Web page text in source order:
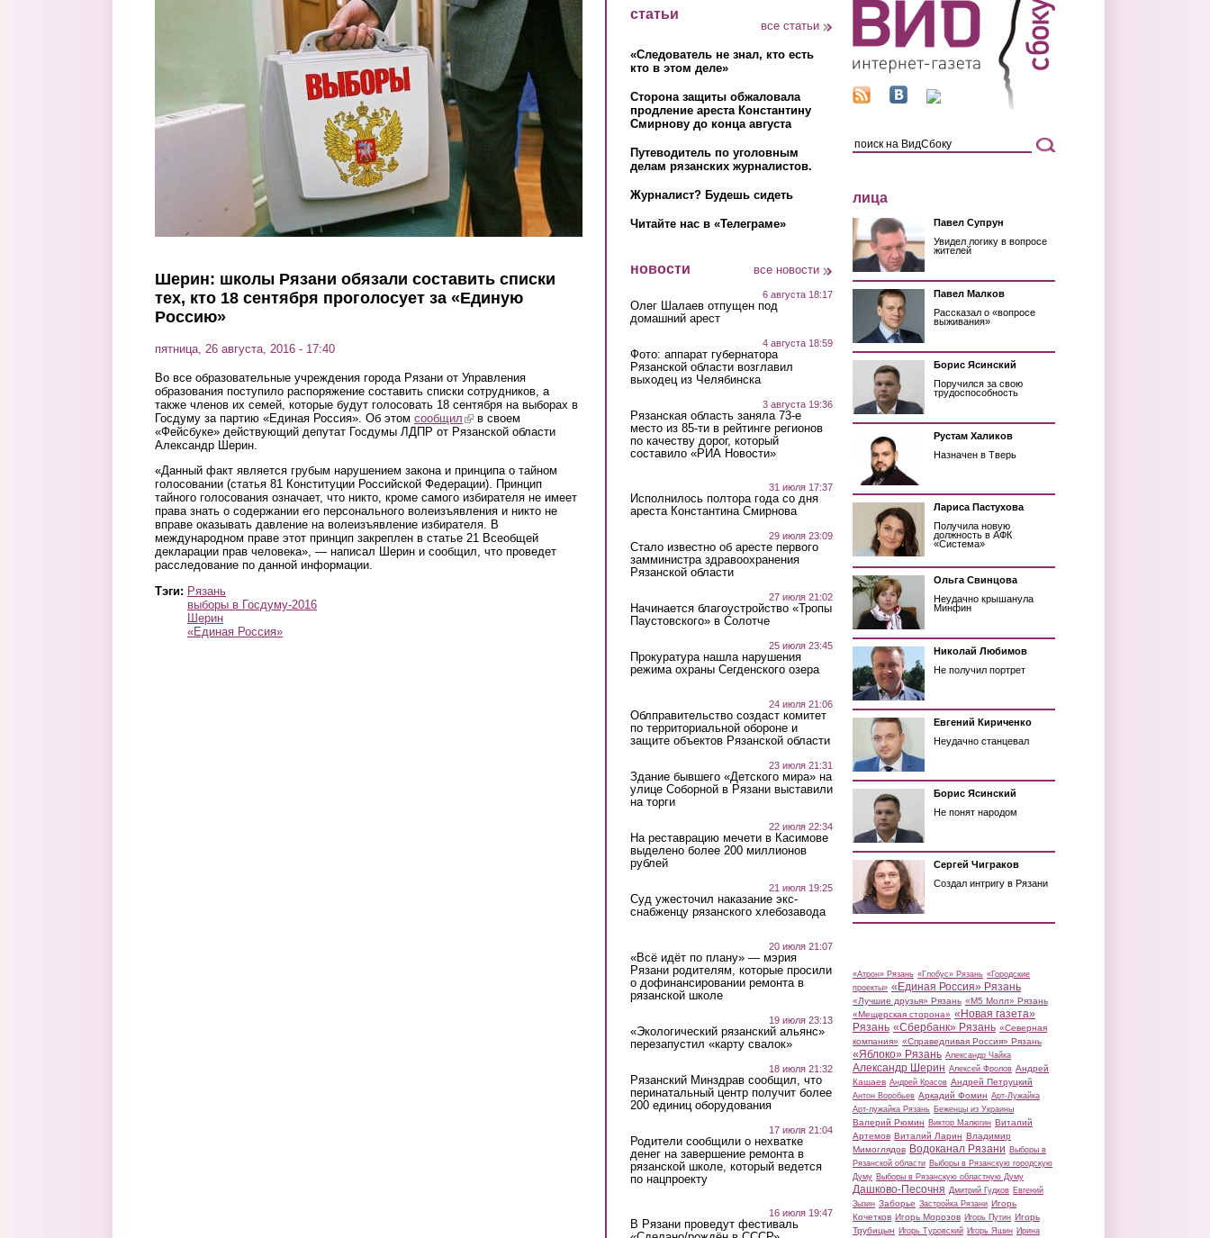
Шерин: школы Рязани обязали составить списки
тех, кто 18 сентября проголосует за «Единую
Россию»
пятница, 26 августа, 2016 - 17:40
Во все образовательные учреждения города Рязани от Управления
образования поступило распоряжение составить списки сотрудников, а
также членов их семей, которые будут голосовать 18 сентября на выборах в
Госдуму за партию «Единая Россия». Об этом сообщил (link is external)
в своем
«Фейсбуке» действующий депутат Госдумы ЛДПР от Рязанской области
Александр Шерин.
«Данный факт является грубым нарушением закона и принципа о тайном
голосовании (статья 81 Конституции Российской Федерации). Принцип
тайного голосования означает, что никто, кроме самого избирателя не имеет
права знать о содержании его персонального волеизъявления и никто не
вправе оказывать давление на волеизъявление избирателя. В
международном праве этот принцип закреплен в статье 21 Всеобщей
декларации прав человека», — написал Шерин и сообщил, что проведет
расследование по данной информации.
Тэги: Рязань
выборы в Госдуму-2016
Шерин
«Единая Россия»
статьи
все статьи
«Следователь не знал, кто есть
кто в этом деле»
Сторона защиты обжаловала
продление ареста Константину
Смирнову до конца августа
Путеводитель по уголовным
делам рязанских журналистов.
Журналист? Будешь сидеть
Читайте нас в «Телеграме»
новости все новости
6 августа 18:17
Олег Шалаев отпущен под
домашний арест
4 августа 18:59
Фото: аппарат губернатора
Рязанской области возглавил
выходец из Челябинска
3 августа 19:36
Рязанская область заняла 73-е
место из 85-ти в рейтинге регионов
по качеству дорог, который
составило «РИА Новости»
31 июля 17:37
Исполнилось полтора года со дня
ареста Константина Смирнова
29 июля 23:09
Стало известно об аресте первого
замминистра здравоохранения
Рязанской области
27 июля 21:02
Начинается благоустройство «Тропы
Паустовского» в Солотче
25 июля 23:45
Прокуратура нашла нарушения
режима охраны Сегденского озера
24 июля 21:06
Облправительство создаст комитет
по территориальной обороне и
защите объектов Рязанской области
23 июля 21:31
Здание бывшего «Детского мира» на
улице Соборной в Рязани выставили
на торги
22 июля 22:34
На реставрацию мечети в Касимове
выделено более 200 миллионов
рублей
21 июля 19:25
Суд ужесточил наказание экс-
снабженцу рязанского хлебозавода
20 июля 21:07
«Всё идёт по плану» — мэрия
Рязани родителям, которые просили
о дофинансировании ремонта в
рязанской школе
19 июля 23:13
«Экологический рязанский альянс»
перезапустил «карту свалок»
18 июля 21:32
Рязанский Минздрав сообщил, что
перинатальный центр получит более
200 единиц оборудования
17 июля 21:04
Родители сообщили о нехватке
денег на завершение ремонта в
рязанской школе, который ведется
по нацпроекту
16 июля 19:47
В Рязани проведут фестиваль
лица
Павел Супрун
Увидел логику в вопросе
жителей
Павел Малков
Рассказал о «вопросе
выживания»
Борис Ясинский
Поручился за свою
трудоспособность
Рустам Халиков
Назначен в Тверь
Лариса Пастухова
Получила новую
должность в АФК
«Система»
Ольга Свинцова
Неудачно крышанула
Минфин
Николай Любимов
Не получил портрет
Евгений Кириченко
Неудачно станцевал
Борис Ясинский
Не понят народом
Сергей Чиграков
Создал интригу в Рязани
«Атрон» Рязань «Глобус» Рязань «Городские
проекты» «Единая Россия» Рязань
«Лучшие друзья» Рязань «М5 Молл» Рязань
«Мещерская сторона» «Новая газета»
Рязань «Сбербанк» Рязань «Северная
компания» «Справедливая Россия» Рязань
«Яблоко» Рязань Александр Чайка
Александр Шерин Алексей Фролов Андрей
Кашаев Андрей Красов Андрей Петруцкий
Антон Воробьев Аркадий Фомин Арт-Лужайка
Арт-лужайка Рязань Беженцы из Украины
Валерий Рюмин Виктор Малюгин Виталий
Артемов Виталий Ларин Владимир
Мимоглядов Водоканал Рязани Выборы в
Рязанской области Выборы в Рязанскую городскую
Думу Выборы в Рязанскую областную Думу
Дашково-Песочня Дмитрий Гудков Евгений
Зызин Заборье Застройка Рязани Игорь
Кочетков Игорь Морозов Игорь Путин Игорь
Трубицын Игорь Туровский Игорь Яшин Ирина